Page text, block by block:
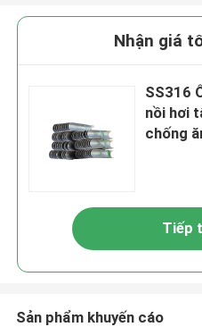
Nhận giá
SS316
nồi hơi
chống
Tiếp
Sản phẩm khuyến cáo